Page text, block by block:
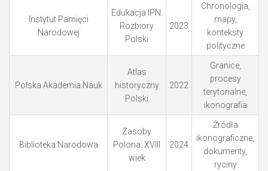
Instytut Pamięci
Narodowej
Edukacja IPN:
Rozbiory
Polski
2023
Chronologia,
mapy,
konteksty
polityczne
Polska Akademia Nauk
Atlas
historyczny
Polski
2022
Granice,
procesy
terytorialne,
ikonografia
Biblioteka Narodowa
Zasoby
Polona: XVIII
wiek
2024
Źródła
ikonograficzne,
dokumenty,
ryciny